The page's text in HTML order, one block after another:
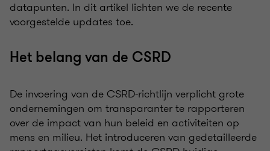
datapunten. In dit artikel lichten we de recente
voorgestelde updates toe.
Het belang van de CSRD
De invoering van de CSRD-richtlijn verplicht grote
ondernemingen om transparanter te rapporteren
over de impact van hun beleid en activiteiten op
mens en milieu. Het introduceren van gedetailleerde